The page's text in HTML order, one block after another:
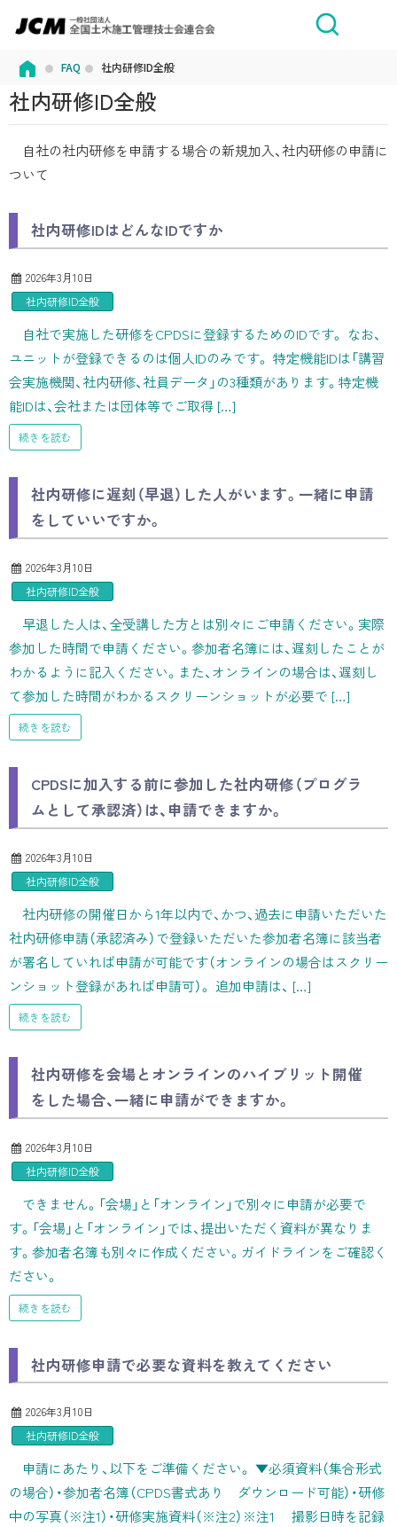
FAQ 社内研修ID全般
社内研修ID全般
自社の社内研修を申請する場合の新規加入、社内研修の申請に
ついて
社内研修IDはどんなIDですか
2026年3月10日
社内研修ID全般
自社で実施した研修をCPDSに登録するためのIDです。 なお、
ユニットが登録できるのは個人IDのみです。 特定機能IDは「講習
会実施機関、社内研修、社員データ」の3種類があります。特定機
能IDは、会社または団体等でご取得 […]
続きを読む
社内研修に遅刻（早退）した人がいます。一緒に申請
をしていいですか。
2026年3月10日
社内研修ID全般
早退した人は、全受講した方とは別々にご申請ください。実際
参加した時間で申請ください。参加者名簿には、遅刻したことが
わかるように記入ください。また、オンラインの場合は、遅刻し
て参加した時間がわかるスクリーンショットが必要で […]
続きを読む
CPDSに加入する前に参加した社内研修（プログラ
ムとして承認済）は、申請できますか。
2026年3月10日
社内研修ID全般
社内研修の開催日から1年以内で、かつ、過去に申請いただいた
社内研修申請（承認済み）で登録いただいた参加者名簿に該当者
が署名していれば申請が可能です（オンラインの場合はスクリー
ンショット登録があれば申請可）。 追加申請は、 […]
続きを読む
社内研修を会場とオンラインのハイブリット開催
をした場合、一緒に申請ができますか。
2026年3月10日
社内研修ID全般
できません。「会場」と「オンライン」で別々に申請が必要で
す。「会場」と「オンライン」では、提出いただく資料が異なりま
す。参加者名簿も別々に作成ください。ガイドラインをご確認く
ださい。
続きを読む
社内研修申請で必要な資料を教えてください
2026年3月10日
社内研修ID全般
申請にあたり、以下をご準備ください。 ▼必須資料（集合形式
の場合）・参加者名簿（CPDS書式あり ダウンロード可能）・研修
中の写真（※注1）・研修実施資料（※注2）※注1 撮影日時を記録